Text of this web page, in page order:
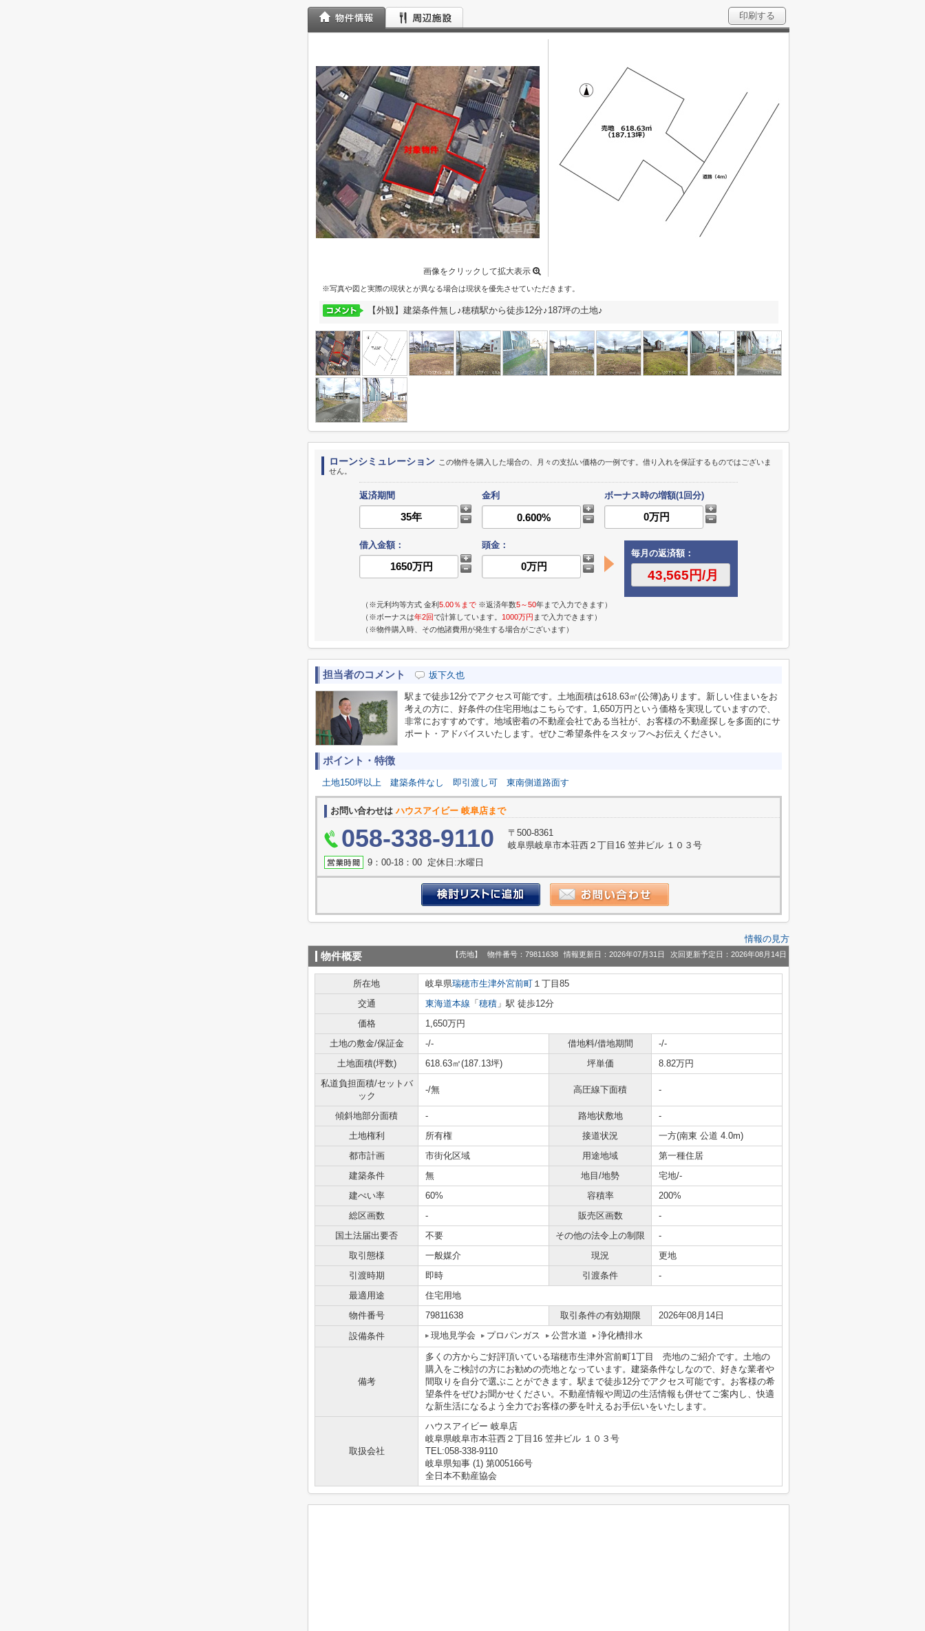
印刷する
画像をクリックして拡大表示
※写真や図と実際の現状とが異なる場合は現状を優先させていただきます。
【外観】建築条件無し♪穂積駅から徒歩12分♪187坪の土地♪
ローンシミュレーション この物件を購入した場合の、月々の支払い価格の一例です。借り入れを保証するものではございま
せん。
返済期間 金利 ボーナス時の増額(1回分)
借入金額：
頭金：
毎月の返済額：
（※元利均等方式 金利5.00％まで ※返済年数5～50年まで入力できます）
（※ボーナスは年2回で計算しています。 1000万円 まで入力できます）
（※物件購入時、その他諸費用が発生する場合がございます）
担当者のコメント 坂下久也
駅まで徒歩12分でアクセス可能です。土地面積は618.63㎡(公簿)あります。新しい住まいをお
考えの方に、好条件の住宅用地はこちらです。1,650万円という価格を実現していますので、
非常におすすめです。地域密着の不動産会社である当社が、お客様の不動産探しを多面的にサ
ポート・アドバイスいたします。ぜひご希望条件をスタッフへお伝えください。
ポイント・特徴
土地150坪以上 建築条件なし 即引渡し可 東南側道路面す
お問い合わせは ハウスアイビー 岐阜店まで
058-338-9110
〒500-8361
岐阜県岐阜市本荘西２丁目16 笠井ビル １０３号
9：00‐18：00 定休日:水曜日
情報の見方
物件概要 【売地】 物件番号：79811638 情報更新日：2026年07月31日 次回更新予定日：2026年08月14日
所在地 岐阜県瑞穂市生津外宮前町 １丁目85
交通
東海道本線 「 穂積 」駅 徒歩12分
価格
1,650万円
土地の敷金/保証金
-/- 借地料/借地期間
-/-
土地面積(坪数)
618.63㎡(187.13坪) 坪単価
8.82万円
私道負担面積/セットバ
ック
-/無 高圧線下面積 -
傾斜地部分面積 - 路地状敷地
-
土地権利
所有権 接道状況
一方(南東 公道 4.0m)
都市計画
市街化区域 用途地域
第一種住居
建築条件
無 地目/地勢
宅地/-
建ぺい率
60% 容積率
200%
総区画数
- 販売区画数
-
国土法届出要否
不要 その他の法令上の制限
-
取引態様
一般媒介 現況
更地
引渡時期
即時 引渡条件
-
最適用途
住宅用地
物件番号
79811638 取引条件の有効期限
2026年08月14日
設備条件
現地見学会 プロパンガス 公営水道 浄化槽排水
備考
多くの方からご好評頂いている瑞穂市生津外宮前町1丁目 売地のご紹介です。土地の
購入をご検討の方にお勧めの売地となっています。建築条件なしなので、好きな業者や
間取りを自分で選ぶことができます。駅まで徒歩12分でアクセス可能です。お客様の希
望条件をぜひお聞かせください。不動産情報や周辺の生活情報も併せてご案内し、快適
な新生活になるよう全力でお客様の夢を叶えるお手伝いをいたします。
取扱会社
ハウスアイビー 岐阜店
岐阜県岐阜市本荘西２丁目16 笠井ビル １０３号
TEL:058-338-9110
岐阜県知事 (1) 第005166号
全日本不動産協会